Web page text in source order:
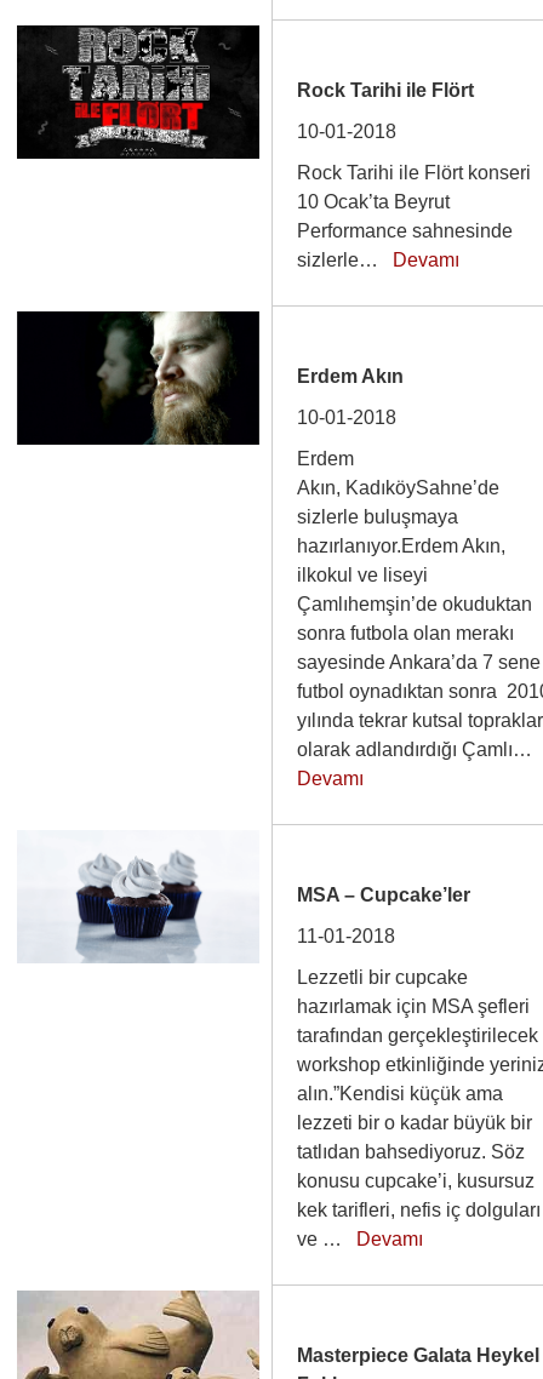
Rock Tarihi ile Flört
10-01-2018
Rock Tarihi ile Flört konseri
10 Ocak’ta Beyrut
Performance sahnesinde
sizlerle… Devamı
Erdem Akın
10-01-2018
Erdem
Akın, KadıköySahne’de
sizlerle buluşmaya
hazırlanıyor.Erdem Akın,
ilkokul ve liseyi
Çamlıhemşin’de okuduktan
sonra futbola olan merakı
sayesinde Ankara’da 7 sene
futbol oynadıktan sonra
yılında tekrar kutsal topraklar
olarak adlandırdığı Çamlı…
Devamı
MSA – Cupcake’ler
11-01-2018
Lezzetli bir cupcake
hazırlamak için MSA şefleri
tarafından gerçekleştirilecek
workshop etkinliğinde
alın.”Kendisi küçük ama
lezzeti bir o kadar büyük bir
tatlıdan bahsediyoruz. Söz
konusu cupcake’i, kusursuz
kek tarifleri, nefis iç dolguları
ve … Devamı
Masterpiece Galata Heykel